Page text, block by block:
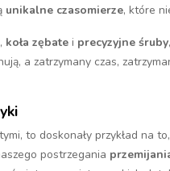
unikalne czasomierze, które
, koła zębate i precyzyjne śruby
a zatrzymany czas,
to doskonały przykład na
postrzegania